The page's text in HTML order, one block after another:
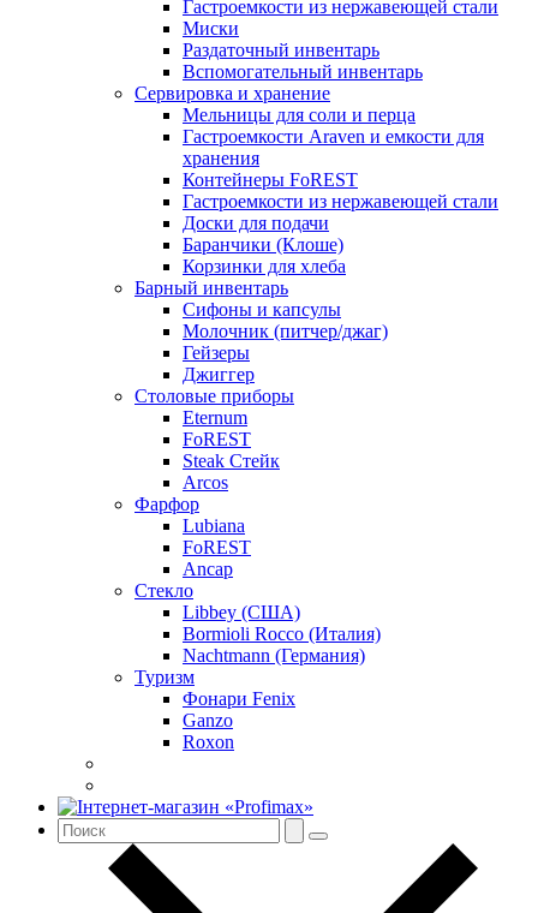
Гастроемкости из нержавеющей стали
Миски
Раздаточный инвентарь
Вспомогательный инвентарь
Сервировка и хранение
Мельницы для соли и перца
Гастроемкости Araven и емкости для
хранения
Контейнеры FoREST
Гастроемкости из нержавеющей стали
Доски для подачи
Баранчики (Клоше)
Корзинки для хлеба
Барный инвентарь
Сифоны и капсулы
Молочник (питчер/джаг)
Гейзеры
Джиггер
Столовые приборы
Eternum
FoREST
Steak Стейк
Arcos
Фарфор
Lubiana
FoREST
Ancap
Стекло
Libbey (США)
Bormioli Rocco (Италия)
Nachtmann (Германия)
Туризм
Фонари Fenix
Ganzo
Roxon